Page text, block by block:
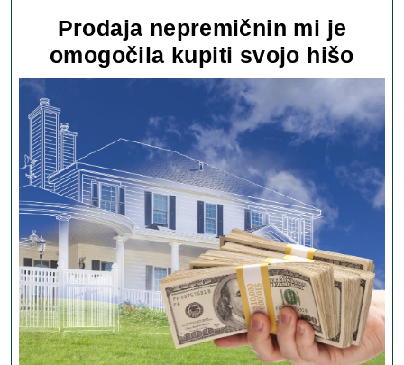
Prodaja nepremičnin mi je
omogočila kupiti svojo hišo
mi
je